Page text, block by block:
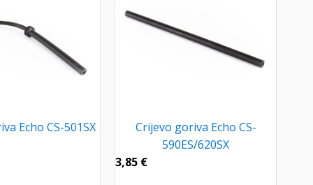
Echo CS-501SX
Crijevo goriva Echo CS-
590ES/620SX
3,85 €